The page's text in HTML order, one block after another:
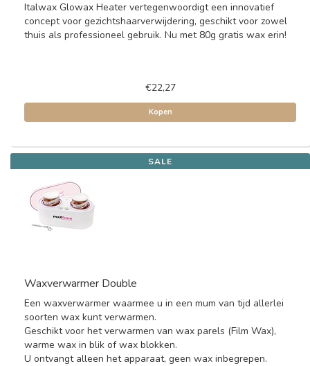
Italwax Glowax Heater vertegenwoordigt een innovatief
concept voor gezichtshaarverwijdering, geschikt voor zowel
thuis als professioneel gebruik. Nu met 80g gratis wax erin!
€22,27
Kopen
SALE
Waxverwarmer Double
Een waxverwarmer waarmee u in een mum van tijd allerlei
soorten wax kunt verwarmen.
Geschikt voor het verwarmen van wax parels (Film Wax),
warme wax in blik of wax blokken.
U ontvangt alleen het apparaat, geen wax inbegrepen.